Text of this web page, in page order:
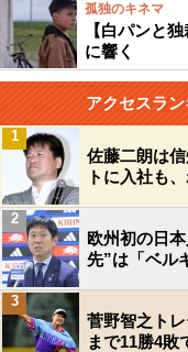
孤独のキネマ
【白パンと
に響く
アクセスラ
佐藤二朗は
トに入社も
1
欧州初の日
先”は「ベル
2
菅野智之ト
まで11勝4敗
3